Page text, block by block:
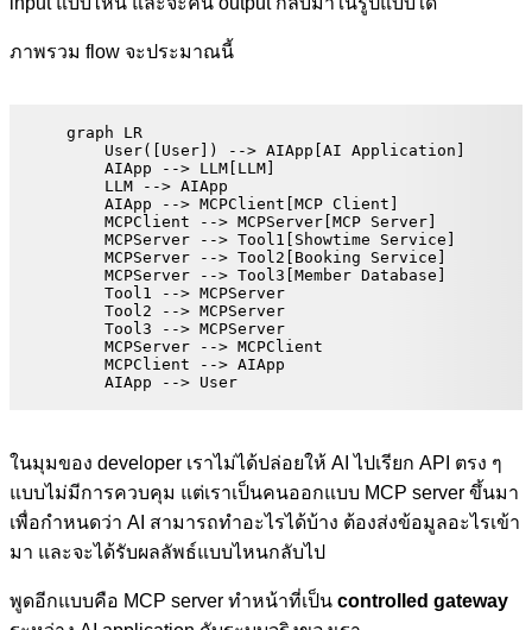
ภาพรวม flow จะประมาณนี้
graph LR
    User([User]) --> AIApp[AI Application]
    AIApp --> LLM[LLM]
    LLM --> AIApp
    AIApp --> MCPClient[MCP Client]
    MCPClient --> MCPServer[MCP Server]
    MCPServer --> Tool1[Showtime Service]
    MCPServer --> Tool2[Booking Service]
    MCPServer --> Tool3[Member Database]
    Tool1 --> MCPServer
    Tool2 --> MCPServer
    Tool3 --> MCPServer
    MCPServer --> MCPClient
    MCPClient --> AIApp
    AIApp --> User
ในมุมของ developer เราไม่ได้ปล่อยให้ AI ไปเรียก API ตรง ๆ
แบบไม่มีการควบคุม แต่เราเป็นคนออกแบบ MCP server ขึ้นมา
เพื่อกำหนดว่า AI สามารถทำอะไรได้บ้าง ต้องส่งข้อมูลอะไรเข้า
มา และจะได้รับผลลัพธ์แบบไหนกลับไป
พูดอีกแบบคือ MCP server ทำหน้าที่เป็น controlled gateway